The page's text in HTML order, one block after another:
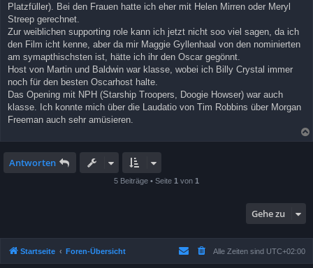
Platzfüller). Bei den Frauen hatte ich eher mit Helen Mirren oder Meryl
Streep gerechnet.
Zur weiblichen supporting role kann ich jetzt nicht soo viel sagen, da ich
den Film icht kenne, aber da mir Maggie Gyllenhaal von den nominierten
am symapthischsten ist, hätte ich ihr den Oscar gegönnt.
Host von Martin und Baldwin war klasse, wobei ich Billy Crystal immer
noch für den besten Oscarhost halte.
Das Opening mit NPH (Starship Troopers, Doogie Howser) war auch
klasse. Ich konnte mich über die Laudatio von Tim Robbins über Morgan
Freeman auch sehr amüsieren.
Antworten
5 Beiträge • Seite 1 von 1
Gehe zu
Startseite Foren-Übersicht Alle Zeiten sind UTC+02:00